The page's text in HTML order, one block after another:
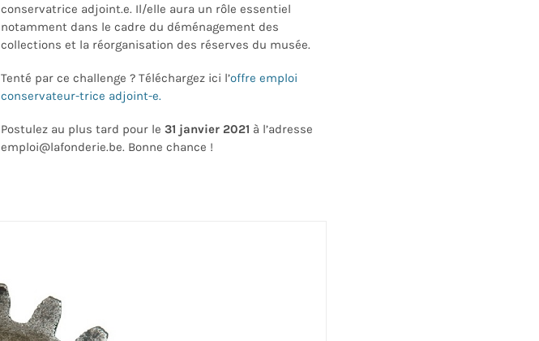
conservatrice adjoint.e. Il/elle aura un rôle essentiel
notamment dans le cadre du déménagement des
collections et la réorganisation des réserves du musée.
Tenté par ce challenge ? Téléchargez ici l’offre emploi
conservateur-trice adjoint-e.
Postulez au plus tard pour le 31 janvier 2021 à l’adresse
emploi@lafonderie.be. Bonne chance !